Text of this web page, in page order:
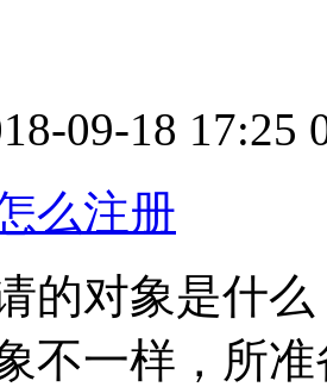
09-18 17:25
么注册
的对象是什
不一样，所